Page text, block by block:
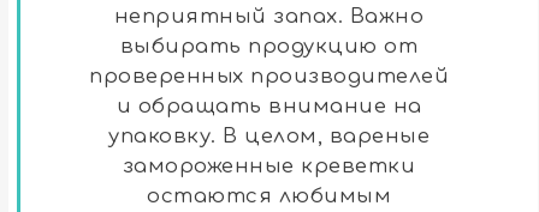
неприятный запах. Важно
выбирать продукцию от
проверенных производителей
и обращать внимание на
упаковку. В целом, вареные
замороженные креветки
остаются любимым